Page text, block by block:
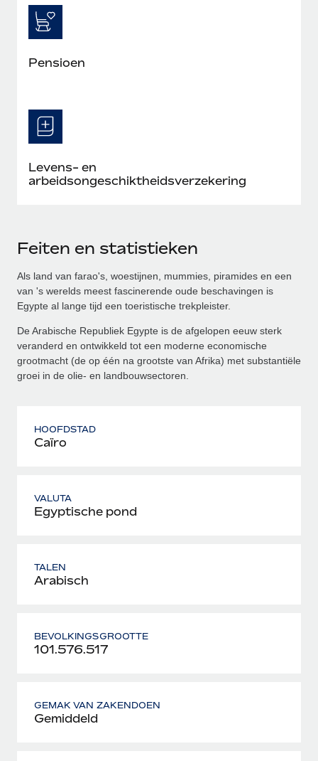
Pensioen
Levens- en
arbeidsongeschiktheidsverzekering
Feiten en statistieken
Als land van farao's, woestijnen, mummies, piramides en een
van 's werelds meest fascinerende oude beschavingen is
Egypte al lange tijd een toeristische trekpleister.
De Arabische Republiek Egypte is de afgelopen eeuw sterk
veranderd en ontwikkeld tot een moderne economische
grootmacht (de op één na grootste van Afrika) met substantiële
groei in de olie- en landbouwsectoren.
HOOFDSTAD
Caïro
VALUTA
Egyptische pond
TALEN
Arabisch
BEVOLKINGSGROOTTE
101.576.517
GEMAK VAN ZAKENDOEN
Gemiddeld